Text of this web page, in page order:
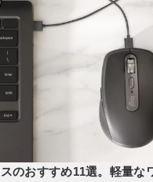
のおすすめ11選。軽量な